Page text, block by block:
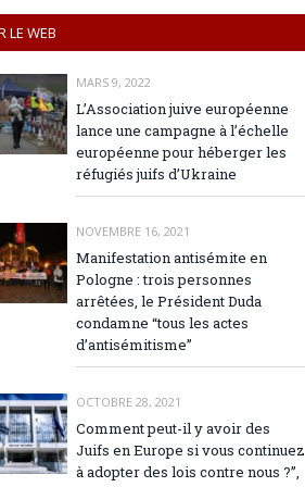
LE WEB
MARS 9, 2022
L’Association juive européenne
lance une campagne à l’échelle
européenne pour héberger les
réfugiés juifs d’Ukraine
NOVEMBRE 16, 2021
Manifestation antisémite en
Pologne : trois personnes
arrêtées, le Président Duda
condamne “tous les actes
d’antisémitisme”
OCTOBRE 28, 2021
Comment peut-il y avoir des
Juifs en Europe si vous continuez
à adopter des lois contre nous ?”,